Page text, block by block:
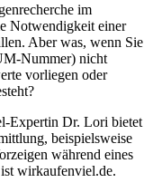
im
Notwendigkeit einer
Aber was, wenn Sie
Nummer) nicht
vorliegen oder
Expertin Dr. Lori bietet
beispielsweise
während eines
wirkaufenviel.de.